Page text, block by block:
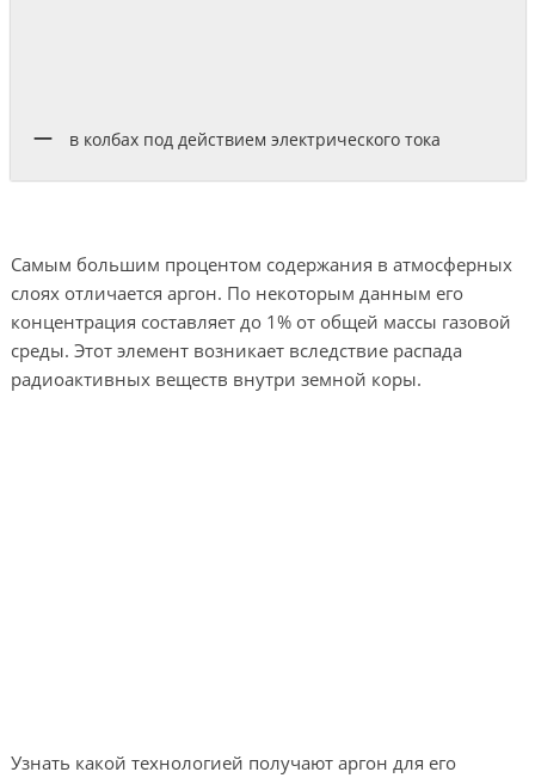
в колбах под действием электрического тока
Самым большим процентом содержания в атмосферных
слоях отличается аргон. По некоторым данным его
концентрация составляет до 1% от общей массы газовой
среды. Этот элемент возникает вследствие распада
радиоактивных веществ внутри земной коры.
Узнать какой технологией получают аргон для его